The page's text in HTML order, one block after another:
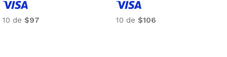
10 de $97 10 de $106